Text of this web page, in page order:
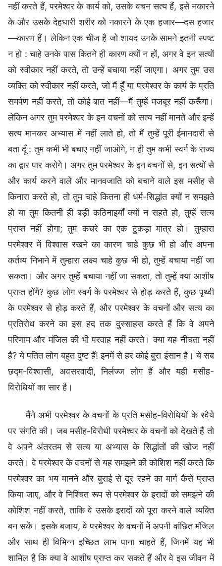
नहीं करते हैं, परमेश्वर के कार्य को, उसके वचन सत्य हैं, इसे नकारने
के और उसके देहधारी शरीर को नकारने के एक हजार—दस हजार
—कारण हैं। लेकिन एक चीज है जो शायद उनके सामने इतनी स्पष्ट
न हो : चाहे उनके पास कितने ही कारण क्यों न हों, अगर वे इन सत्यों
को स्वीकार नहीं करते, तो उन्हें बचाया नहीं जाएगा। अगर तुम उस
व्यक्ति को स्वीकार नहीं करते, जो मैं हूँ या परमेश्वर के कार्य के प्रति
समर्पण नहीं करते, तो कोई बात नहीं—मैं तुम्हें मजबूर नहीं करूँगा।
लेकिन अगर तुम परमेश्वर के इन वचनों को सत्य नहीं मानते और इन्हें
सत्य मानकर अभ्यास में नहीं लाते हो, तो मैं तुम्हें पूरी ईमानदारी से
बता दूँ : तुम कभी भी बचाए नहीं जाओगे, न ही तुम कभी स्वर्ग के राज्य
का द्वार पार करोगे। अगर तुम परमेश्वर के इन वचनों से, इन सत्यों से
और कार्य करने वाले और मानवजाति को बचाने वाले इस मसीह से
किनारा करते हो, तो तुम चाहे कितना ही धर्म-सिद्धांत क्यों न समझते
हो या तुम कितनी ही बड़ी कठिनाइयाँ क्यों न सहते हो, तुम्हें सत्य
प्राप्त नहीं होगा; तुम कचरे का एक टुकड़ा मात्र हो। तुम्हारा
परमेश्वर में विश्वास रखने का कारण चाहे कुछ भी हो और अपना
कर्तव्य निभाने में तुम्हारा लक्ष्य चाहे कुछ भी हो, तुम्हें बचाया नहीं जा
सकता। और अगर तुम्हें बचाया नहीं जा सकता, तो तुम्हें क्या आशीष
प्राप्त होंगे? कुछ लोग स्वर्ग के परमेश्वर से होड़ करते हैं, कुछ पृथ्वी
के परमेश्वर से होड़ करते हैं, और परमेश्वर के वचनों और सत्य का
प्रतिरोध करने का इस हद तक दुस्साहस करते हैं कि वे अपने
परिणाम और मंजिल की भी परवाह नहीं करते। क्या यह नीचता नहीं
है? ये पतित लोग बहुत दुष्ट हैं! इनमें से हर कोई बुरा इंसान है। ये सब
छद्म-विश्वासी, अवसरवादी, निर्लज्ज लोग हैं और यही मसीह-
विरोधियों का सार है।
मैंने अभी परमेश्वर के वचनों के प्रति मसीह-विरोधियों के रवैये
पर संगति की। जब मसीह-विरोधी परमेश्वर के वचनों को देखते हैं तो
वे अपने अंतरतम से सत्य या अभ्यास के सिद्धांतों की खोज नहीं
करते। वे परमेश्वर के वचनों से यह समझने की कोशिश नहीं करते कि
परमेश्वर का भय मानने और बुराई से दूर रहने का मार्ग कैसे प्राप्त
किया जाए, और वे निश्चित रूप से परमेश्वर के इरादों को समझने की
कोशिश नहीं करते, ताकि वे उसके इरादों को पूरा करने वाले व्यक्ति
बन सकें। इसके बजाय, वे परमेश्वर के वचनों में अपनी वांछित मंजिल
और साथ ही विभिन्न इच्छित लाभ पाना चाहते हैं, जिनमें यह भी
शामिल है कि क्या वे आशीष प्राप्त कर सकते हैं और वे इस जीवन में